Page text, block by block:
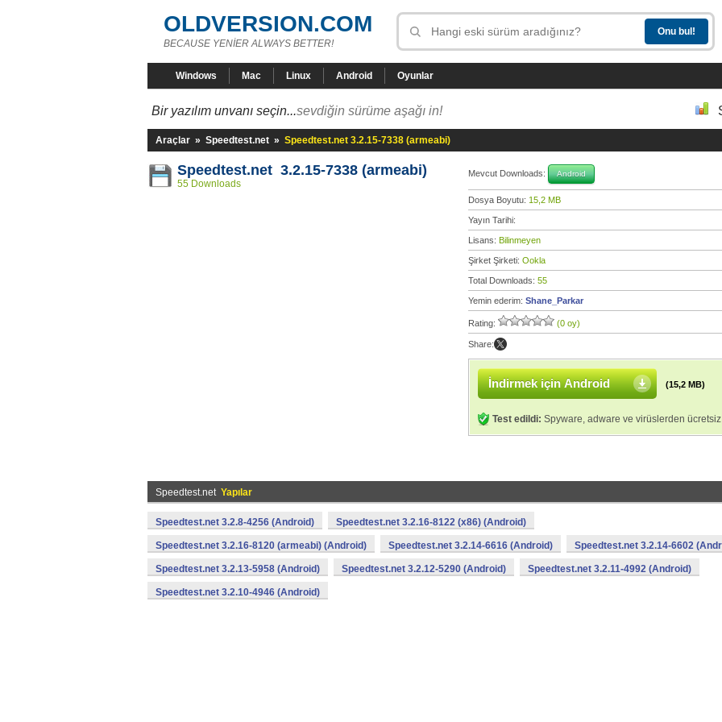
OLDVERSION.COM
BECAUSE YENİER ALWAYS BETTER!
Windows Mac Linux Android Oyunlar
Bir yazılım unvanı seçin...sevdiğin sürüme aşağı in!
Araçlar » Speedtest.net » Speedtest.net 3.2.15-7338 (armeabi)
Speedtest.net 3.2.15-7338 (armeabi)
55 Downloads
Mevcut Downloads: Android
Dosya Boyutu: 15,2 MB
Yayın Tarihi:
Lisans: Bilinmeyen
Şirket Şirketi: Ookla
Total Downloads: 55
Yemin ederim: Shane_Parkar
Rating: (0 oy)
Share:
İndirmek için Android (15,2 MB)
Test edildi: Spyware, adware ve virüslerden ücretsiz
Speedtest.net Yapılar
Speedtest.net 3.2.8-4256 (Android) Speedtest.net 3.2.16-8122 (x86) (Android)
Speedtest.net 3.2.16-8120 (armeabi) (Android) Speedtest.net 3.2.14-6616 (Android) Speedtest.net 3.2.14-6602
Speedtest.net 3.2.13-5958 (Android) Speedtest.net 3.2.12-5290 (Android) Speedtest.net 3.2.11-4992 (Android)
Speedtest.net 3.2.10-4946 (Android)